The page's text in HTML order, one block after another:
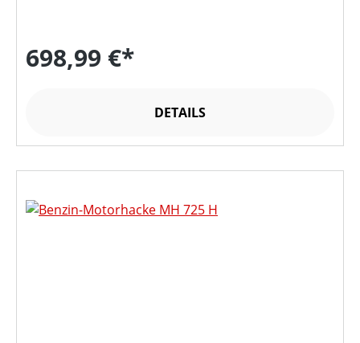
698,99 €*
DETAILS